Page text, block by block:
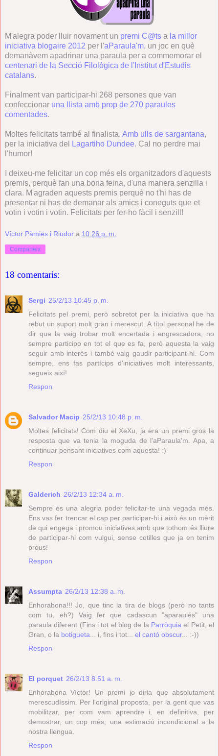
M'alegra poder lluir novament un premi C@ts a la millor
iniciativa blogaire 2012 per l'aParaula'm, un joc en què
demanàvem apadrinar una paraula per a commemorar el
centenari de la Secció Filològica de l'Institut d'Estudis
catalans.
Finalment van participar-hi 268 persones que van
confeccionar una llista amb prop de 270 paraules
comentades.
Moltes felicitats també al finalista, Amb ulls de sargantana,
per la iniciativa del
Lagartiho Dundee. Cal no perdre mai
l'humor!
I deixeu-me felicitar un cop més els organitzadors d'aquests
premis, perquè fan una bona feina, d'una manera senzilla i
clara. M'agraden aquests premis perquè no t'hi has de
presentar ni has de demanar als amics i coneguts que et
votin i votin i votin. Felicitats per fer-ho fàcil i senzill!
Víctor Pàmies i Riudor a 10:26 p. m.
Comparteix
18 comentaris:
Sergi 25/2/13 10:45 p. m.
Felicitats pel premi, però sobretot per la iniciativa que ha
rebut un suport molt gran i merescut. A títol personal he de
dir que la vaig trobar molt encertada i engrescadora, no
sempre participo en tot el que es fa, però aquesta la vaig
seguir amb interès i també vaig gaudir participant-hi. Com
sempre, ens fas partícips d'iniciatives molt interessants,
segueix així!
Respon
Salvador Macip 25/2/13 10:48 p. m.
Moltes felicitats! Com diu el XeXu, ja era un premi gros la
resposta que va tenia la moguda de l'aParaula'm. Apa, a
continuar pensant iniciatives com aquesta! :)
Respon
Galderich 26/2/13 12:34 a. m.
Sempre és una alegria poder felicitar-te una vegada més.
Ens vas fer trencar el cap per participar-hi i això és un mèrit
de qui engega i promou iniciatives amb que tothom és lliure
de participar-hi com vulgui, sense cotilles que ja en tenim
prous!
Respon
Assumpta 26/2/13 12:38 a. m.
Enhorabona!!! Jo, que tinc la tira de blogs (però no tants
com tu, eh?) Vaig fer que cadascun "aparaulés" una
paraula diferent (Fins i tot el blog de la Parròquia el Petit, el
Gran, o la botigueta ... i, fins i tot... el cantó obscur... :-))
Respon
El porquet 26/2/13 8:51 a. m.
Enhorabona Víctor! Un premi jo diria que absolutament
merescudíssim. Per l'original proposta, per la gent que vas
mobilitzar, per com vam aprendre i, en definitiva, per
demostrar, un cop més, una estimació incondicional a la
nostra llengua.
Respon